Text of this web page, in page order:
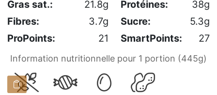
Gras sat.:
21.8g Protéines:
38g
Fibres:
3.7g Sucre:
5.3g
ProPoints:
21 SmartPoints: 27
Information nutritionnelle pour 1 portion (445g)